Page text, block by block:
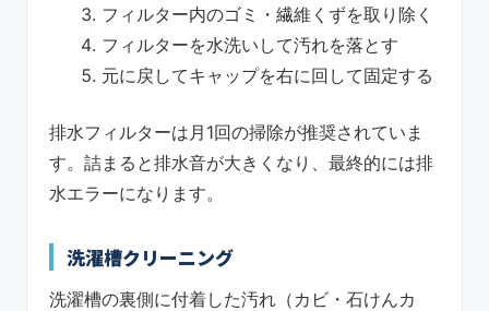
フィルター内のゴミ・繊維くずを取り除く
フィルターを水洗いして汚れを落とす
元に戻してキャップを右に回して固定する
排水フィルターは月1回の掃除が推奨されていま
す。詰まると排水音が大きくなり、最終的には排
水エラーになります。
洗濯槽クリーニング
洗濯槽の裏側に付着した汚れ（カビ・石けんカ